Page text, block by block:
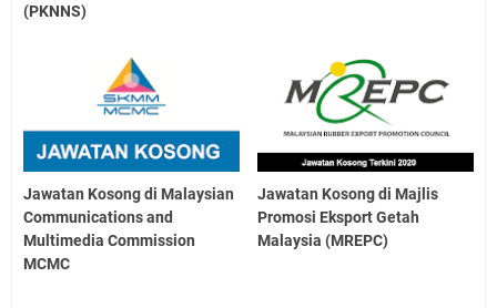
(PKNNS)
Jawatan Kosong di Malaysian
Communications and
Multimedia Commission
MCMC
Jawatan Kosong di Majlis
Promosi Eksport Getah
Malaysia (MREPC)